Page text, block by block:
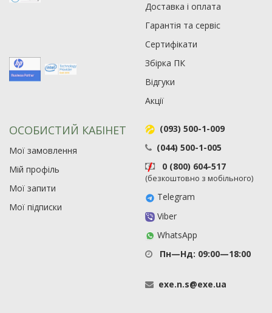
Доставка і оплата
Гарантія та сервіс
Сертифікати
Збірка ПК
Відгуки
Акції
ОСОБИСТИЙ КАБІНЕТ
Мої замовлення
Мій профіль
Мої запити
Мої підписки
(093) 500-1-009
(044) 500-1-005
0 (800) 604-517
(безкоштовно з мобільного)
Telegram
Viber
WhatsApp
Пн—Нд: 09:00—18:00
exe.n.s@exe.ua